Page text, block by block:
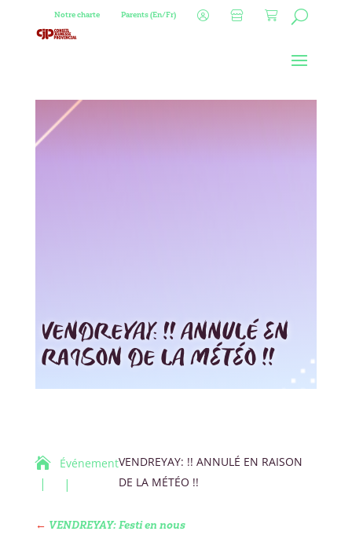
Notre charte Parents (En/Fr)
VENDREYAY: !! ANNULÉ EN
RAISON DE LA MÉTÉO !!
 ÉvénementVENDREYAY: !! ANNULÉ EN RAISON
DE LA MÉTÉO !!
← VENDREYAY: Festi en nous